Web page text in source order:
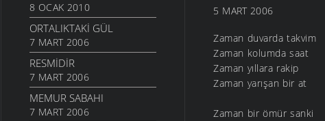
8 OCAK 2010
ORTALIKTAKI GÜL
7 MART 2006
RESMIDIR
7 MART 2006
MEMUR SABAHI
7 MART 2006
5 MART 2006
Zaman duvarda takvim
Zaman kolumda saat
Zaman yıllara rakip
Zaman yarışan bir at
Zaman bir ömür sanki